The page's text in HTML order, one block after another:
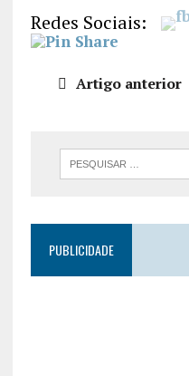
INCORPO
RAR
Redes Sociais:
Artigo anterior
PUBLICIDADE